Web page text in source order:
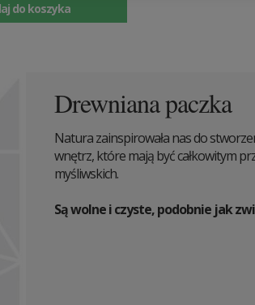
do koszyka
Drewniana paczka
Natura zainspirowała nas do
wnętrz, które mają być całkowitym
myśliwskich.
Są wolne i czyste, podobnie jak